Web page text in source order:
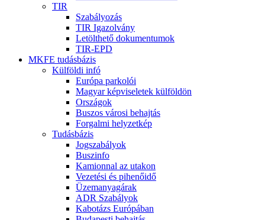
TIR
Szabályozás
TIR Igazolvány
Letölthető dokumentumok
TIR-EPD
MKFE tudásbázis
Külföldi infó
Európa parkolói
Magyar képviseletek külföldön
Országok
Buszos városi behajtás
Forgalmi helyzetkép
Tudásbázis
Jogszabályok
Buszinfo
Kamionnal az utakon
Vezetési és pihenőidő
Üzemanyagárak
ADR Szabályok
Kabotázs Európában